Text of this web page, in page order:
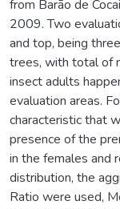
from Barão de
2009. Two
and top, being
trees, with total of
insect adults
evaluation areas.
characteristic that
presence of the
in the females and
distribution, the
Ratio were used,